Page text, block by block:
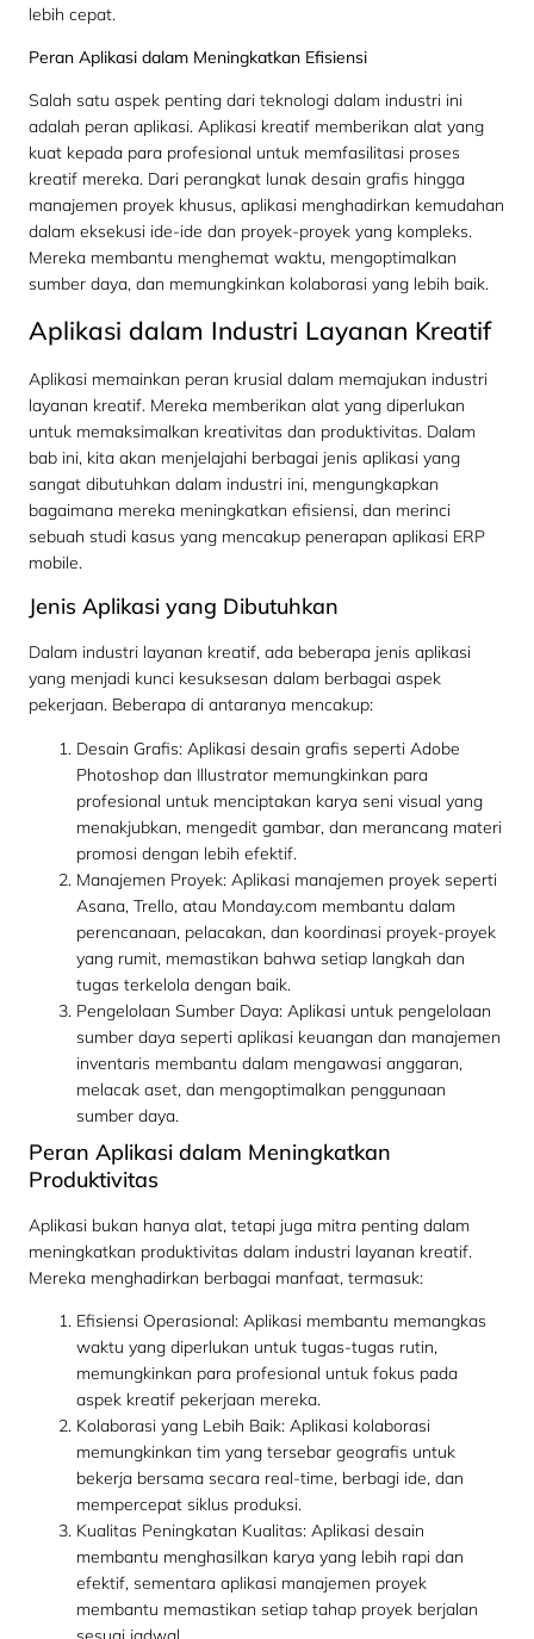
lebih cepat.
Peran Aplikasi dalam Meningkatkan Efisiensi
Salah satu aspek penting dari teknologi dalam industri ini
adalah peran aplikasi. Aplikasi kreatif memberikan alat yang
kuat kepada para profesional untuk memfasilitasi proses
kreatif mereka. Dari perangkat lunak desain grafis hingga
manajemen proyek khusus, aplikasi menghadirkan kemudahan
dalam eksekusi ide-ide dan proyek-proyek yang kompleks.
Mereka membantu menghemat waktu, mengoptimalkan
sumber daya, dan memungkinkan kolaborasi yang lebih baik.
Aplikasi dalam Industri Layanan Kreatif
Aplikasi memainkan peran krusial dalam memajukan industri
layanan kreatif. Mereka memberikan alat yang diperlukan
untuk memaksimalkan kreativitas dan produktivitas. Dalam
bab ini, kita akan menjelajahi berbagai jenis aplikasi yang
sangat dibutuhkan dalam industri ini, mengungkapkan
bagaimana mereka meningkatkan efisiensi, dan merinci
sebuah studi kasus yang mencakup penerapan aplikasi ERP
mobile.
Jenis Aplikasi yang Dibutuhkan
Dalam industri layanan kreatif, ada beberapa jenis aplikasi
yang menjadi kunci kesuksesan dalam berbagai aspek
pekerjaan. Beberapa di antaranya mencakup:
Desain Grafis: Aplikasi desain grafis seperti Adobe
Photoshop dan Illustrator memungkinkan para
profesional untuk menciptakan karya seni visual yang
menakjubkan, mengedit gambar, dan merancang materi
promosi dengan lebih efektif.
Manajemen Proyek: Aplikasi manajemen proyek seperti
Asana, Trello, atau Monday.com membantu dalam
perencanaan, pelacakan, dan koordinasi proyek-proyek
yang rumit, memastikan bahwa setiap langkah dan
tugas terkelola dengan baik.
Pengelolaan Sumber Daya: Aplikasi untuk pengelolaan
sumber daya seperti aplikasi keuangan dan manajemen
inventaris membantu dalam mengawasi anggaran,
melacak aset, dan mengoptimalkan penggunaan
sumber daya.
Peran Aplikasi dalam Meningkatkan
Produktivitas
Aplikasi bukan hanya alat, tetapi juga mitra penting dalam
meningkatkan produktivitas dalam industri layanan kreatif.
Mereka menghadirkan berbagai manfaat, termasuk:
Efisiensi Operasional: Aplikasi membantu memangkas
waktu yang diperlukan untuk tugas-tugas rutin,
memungkinkan para profesional untuk fokus pada
aspek kreatif pekerjaan mereka.
Kolaborasi yang Lebih Baik: Aplikasi kolaborasi
memungkinkan tim yang tersebar geografis untuk
bekerja bersama secara real-time, berbagi ide, dan
mempercepat siklus produksi.
Kualitas Peningkatan Kualitas: Aplikasi desain
membantu menghasilkan karya yang lebih rapi dan
efektif, sementara aplikasi manajemen proyek
membantu memastikan setiap tahap proyek berjalan